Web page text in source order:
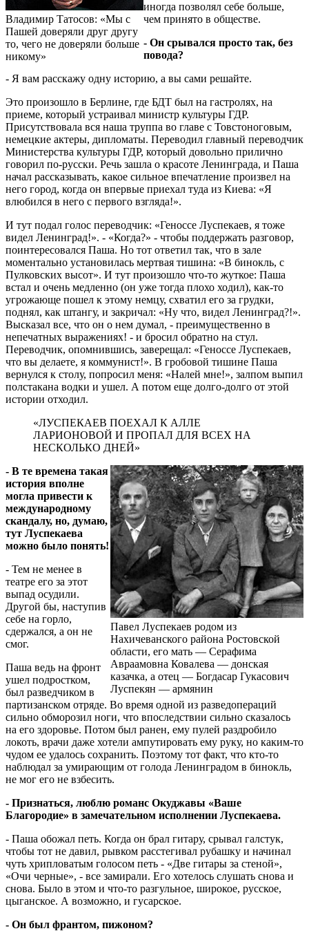
Владимир Татосов: «Мы с
Пашей доверяли друг другу
то, чего не доверяли больше
никому»
иногда позволял себе больше,
чем принято в обществе.
- Он срывался просто так, без
повода?
- Я вам расскажу одну историю, а вы сами решайте.
Это произошло в Берлине, где БДТ был на гастролях, на
приеме, который устраивал министр культуры ГДР.
Присутствовала вся наша труппа во главе с Товстоноговым,
немецкие актеры, дипломаты. Переводил главный переводчик
Министерства культуры ГДР, который довольно прилично
говорил по-русски. Речь зашла о красоте Ленинграда, и Паша
начал рассказывать, какое сильное впечатление произвел на
него город, когда он впервые приехал туда из Киева: «Я
влюбился в него с первого взгляда!».
И тут подал голос переводчик: «Геноссе Луспекаев, я тоже
видел Ленинград!». - «Когда?» - чтобы поддержать разговор,
поинтересовался Паша. Но тот ответил так, что в зале
моментально установилась мертвая тишина: «В бинокль, с
Пулковских высот». И тут произошло что-то жуткое: Паша
встал и очень медленно (он уже тогда плохо ходил), как-то
угрожающе пошел к этому немцу, схватил его за грудки,
поднял, как штангу, и закричал: «Ну что, видел Ленинград?!».
Высказал все, что он о нем думал, - преимущественно в
непечатных выражениях! - и бросил обратно на стул.
Переводчик, опомнившись, заверещал: «Геноссе Луспекаев,
что вы делаете, я коммунист!». В гробовой тишине Паша
вернулся к столу, попросил меня: «Налей мне!», залпом выпил
полстакана водки и ушел. А потом еще долго-долго от этой
истории отходил.
«ЛУСПЕКАЕВ ПОЕХАЛ К АЛЛЕ
ЛАРИОНОВОЙ И ПРОПАЛ ДЛЯ ВСЕХ НА
НЕСКОЛЬКО ДНЕЙ»
Павел Луспекаев родом из
Нахичеванского района Ростовской
области, его мать — Серафима
Авраамовна Ковалева — донская
казачка, а отец — Богдасар Гукасович
Луспекян — армянин
- В те времена такая
история вполне
могла привести к
международному
скандалу, но, думаю,
тут Луспекаева
можно было понять!
- Тем не менее в
театре его за этот
выпад осудили.
Другой бы, наступив
себе на горло,
сдержался, а он не
смог.
Паша ведь на фронт
ушел подростком,
был разведчиком в
партизанском отряде. Во время одной из разведопераций
сильно обморозил ноги, что впоследствии сильно сказалось
на его здоровье. Потом был ранен, ему пулей раздробило
локоть, врачи даже хотели ампутировать ему руку, но каким-то
чудом ее удалось сохранить. Поэтому тот факт, что кто-то
наблюдал за умирающим от голода Ленинградом в бинокль,
не мог его не взбесить.
- Признаться, люблю романс Окуджавы «Ваше
Благородие» в замечательном исполнении Луспекаева.
- Паша обожал петь. Когда он брал гитару, срывал галстук,
чтобы тот не давил, рывком расстегивал рубашку и начинал
чуть хрипловатым голосом петь - «Две гитары за стеной»,
«Очи черные», - все замирали. Его хотелось слушать снова и
снова. Было в этом и что-то разгульное, широкое, русское,
цыганское. А возможно, и гусарское.
- Он был франтом, пижоном?